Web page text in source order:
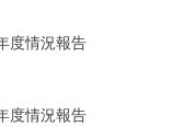
度情況報告
度情況報告